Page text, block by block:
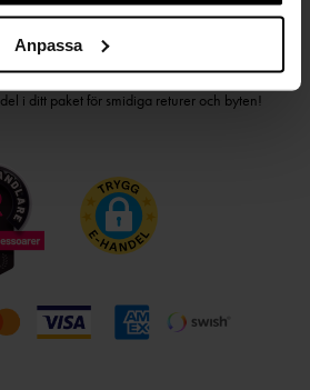
Anpassa
dig med Klarna. Vi på Johnells erbjuder flera
hemleverans och paketskåp. Du
i ditt paket för smidiga returer och byten!